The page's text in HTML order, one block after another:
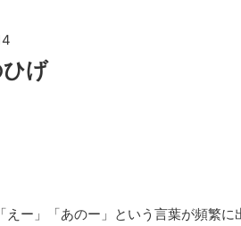
げ
ー」「あのー」という言葉が頻繁に